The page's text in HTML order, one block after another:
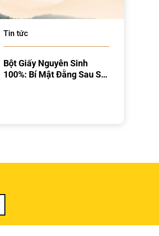
Tin tức
Bột Giấy Nguyên Sinh
100%: Bí Mật Đằng Sau Sự